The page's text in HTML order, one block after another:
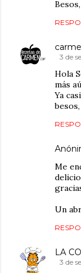
3 de
Hola
más
Ya
besos,
Me
Un
LA
3 de